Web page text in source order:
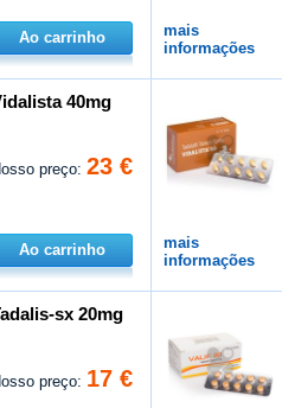
Ao carrinho
mais
informações
40mg
preço:23 €
Ao carrinho
mais
informações
sx 20mg
preço: 17 €